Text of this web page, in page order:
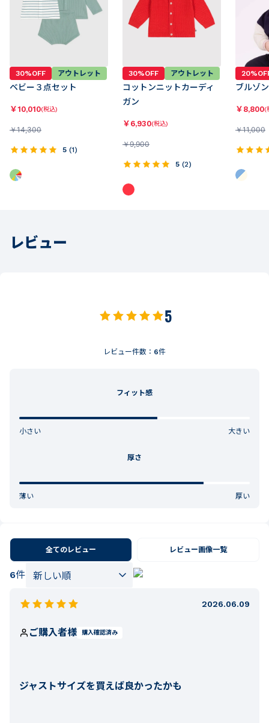
30%OFF アウトレット
ベビー３点セット
￥10,010(税込)
￥14,300
5 (1)
30%OFF アウトレット
コットンニットカーディ
ガン
￥ 6,930(税込)
￥9,900
5 (2)
ブルゾン
￥ 8,800(
￥11,000
レビュー
5
レビュー件数： 6件
フィット感
小さい 大きい
厚さ
薄い 厚い
全てのレビュー レビュー画像一覧
6件
2026.06.09
ご購入者様 購入確認済み
ジャストサイズを買えば良かったかも